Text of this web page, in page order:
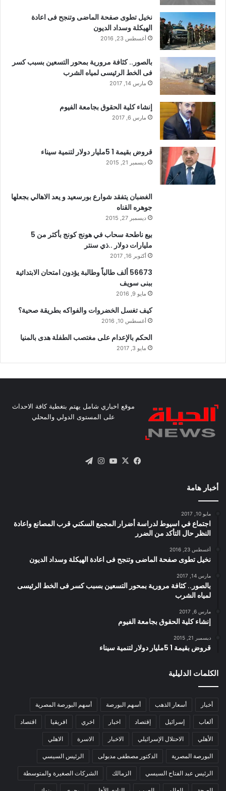
نخيل تطوى صفحة الماضى وتنجح فى اعادة
الهيكلة وسداد الديون
أغسطس 23, 2016
بالصور.. كثافة مرورية بمحور التسعين بسبب كسر
فى الخط الرئيسى لمياه الشرب
مارس 14, 2017
إنشاء كلية الحقوق بجامعة الفيوم
مارس 6, 2017
قروض بقيمة 1 5مليار دولار لتنمية سيناء
ديسمبر 21, 2015
الغضبان يتفقد شوارع بورسعيد و يعد الاهالي بجعلها
جوهره القناه
ديسمبر 27, 2015
بيع ناطحة سحاب في هونج كونج بأكثر من 5
مليارات دولار ..ذي سنتر
أكتوبر 16, 2017
56673 ألف طالباً وطالبة يؤدون امتحان الابتدائية
ببنى سويف
مايو 9, 2016
كيف تغسل الخضروات والفواكه بطريقة صحية؟
أغسطس 10, 2016
الحكم بالإعدام على مغتصب الطفلة هدى بالمنيا
مايو 3, 2017
موقع اخباري شامل يهتم بتغطية كافة الاحداث
على المستوى الدولي والمحلي
فيسبوك
X يوتيوبانستقرام
أخبار هامة
مايو 10, 2017
اجتماع في اسيوط لدراسة أضرار المجمع السكني قرب المصانع واعادة
النظر حال التأكد من الضرر
أغسطس 23, 2016
نخيل تطوى صفحة الماضى وتنجح فى اعادة الهيكلة وسداد الديون
مارس 14, 2017
بالصور.. كثافة مرورية بمحور التسعين بسبب كسر فى الخط الرئيسى
لمياه الشرب
مارس 6, 2017
إنشاء كلية الحقوق بجامعة الفيوم
ديسمبر 21, 2015
قروض بقيمة 1 5مليار دولار لتنمية سيناء
الكلمات الدليلية
أخبار أسعار الذهب أسهم البورصة أسهم البورصة المصرية
ألعاب إسرائيل إقتصاد اخبار اخري افريقيا اقتصاد
الأهلي الاحتلال الإسرائيلي الاخبار الاسرة الاهلي
البورصة المصرية الدكتور مصطفى مدبولى الرئيس السيسي
الرئيس عبد الفتاح السيسي الزمالك الشركات الصغيرة والمتوسطة